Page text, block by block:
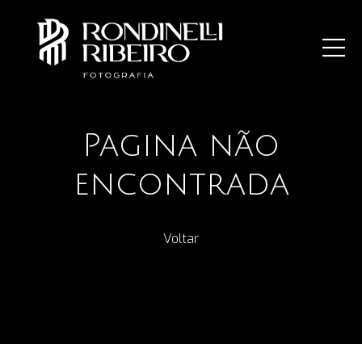
Pagina não
encontrada
Voltar